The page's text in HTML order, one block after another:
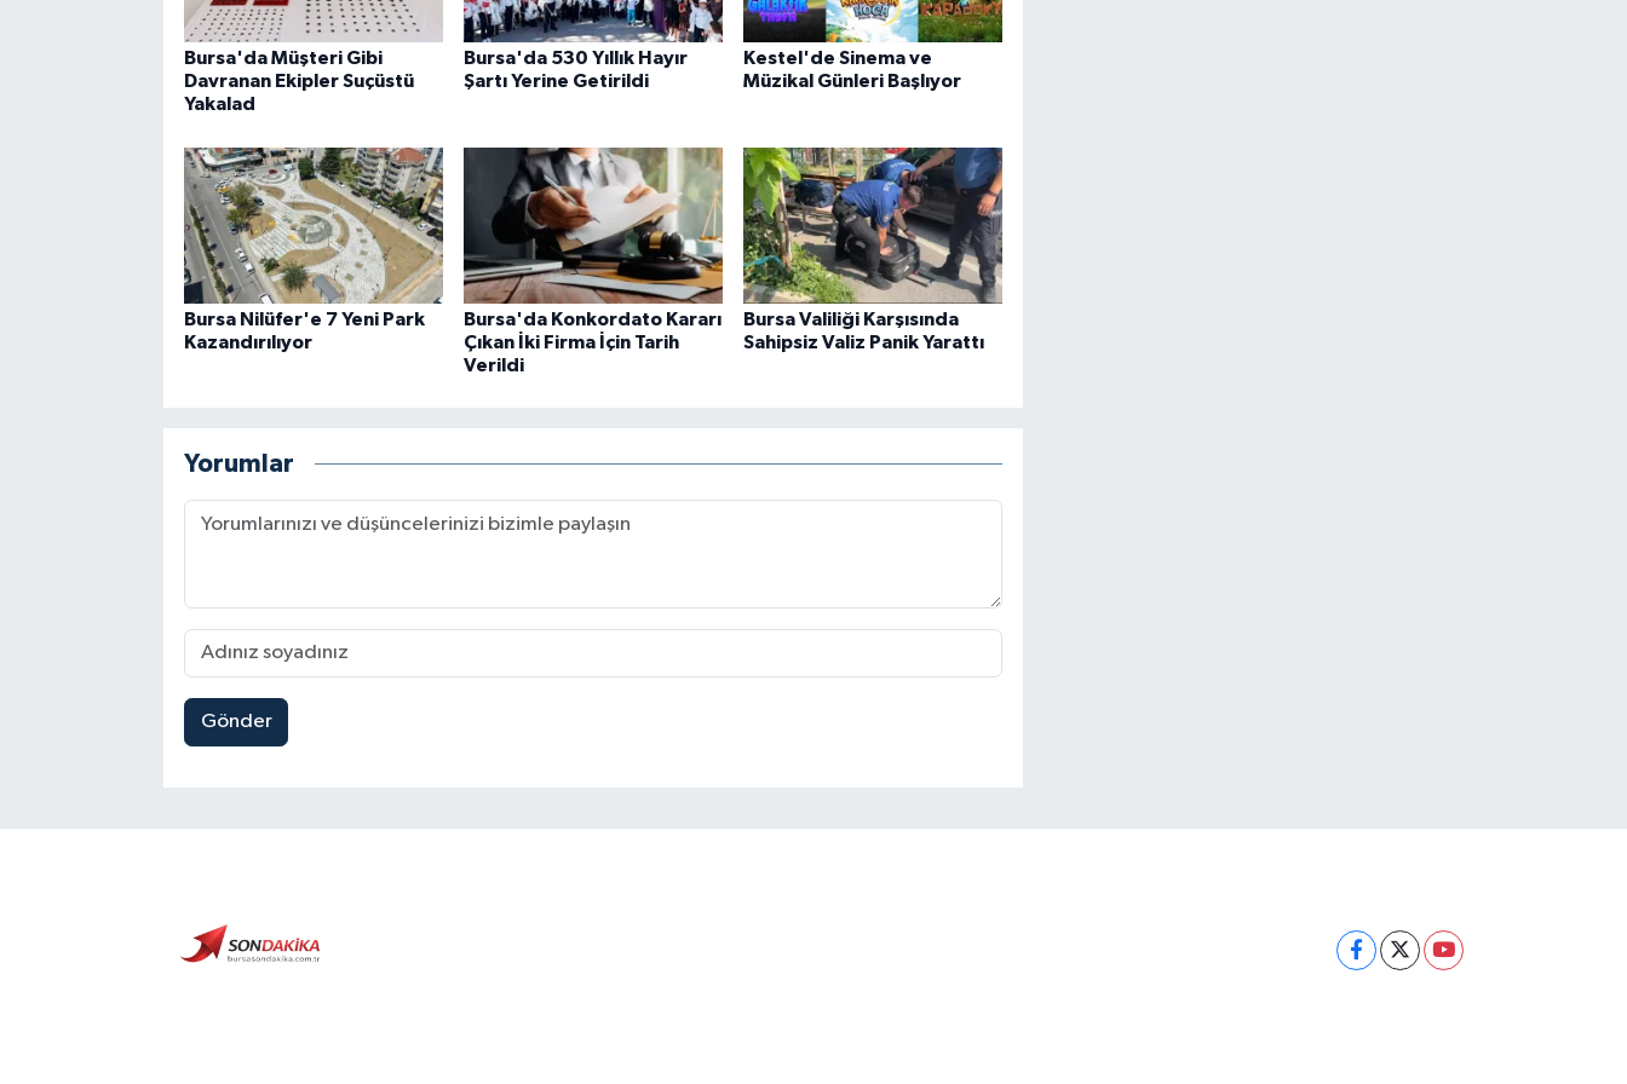
Bursa'da Müşteri Gibi
Davranan Ekipler Suçüstü
Yakalad
Bursa'da 530 Yıllık Hayır
Şartı Yerine Getirildi
Kestel'de Sinema ve
Müzikal Günleri Başlıyor
Bursa Nilüfer'e 7 Yeni Park
Kazandırılıyor
Bursa'da Konkordato Kararı
Çıkan İki Firma İçin Tarih
Verildi
Bursa Valiliği Karşısında
Sahipsiz Valiz Panik Yarattı
Yorumlar
Gönder